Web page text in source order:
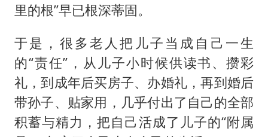
里的根”早已根深蒂固。
于是，很多老人把儿子当成自己一生
的“责任”，从儿子小时候供读书、攒彩
礼，到成年后买房子、办婚礼，再到婚后
带孙子、贴家用，几乎付出了自己的全部
积蓄与精力，把自己活成了儿子的“附属